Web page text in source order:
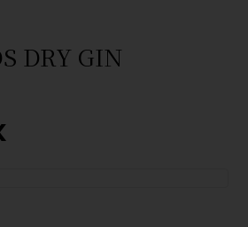
DRY GIN